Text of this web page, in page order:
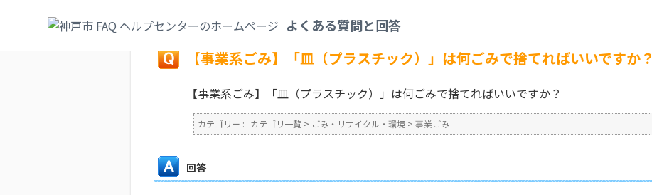
よくある質問と回答
戻る
【事業系ごみ】「皿（プラスチック）」は何ごみで捨てればいいですか？
【事業系ごみ】「皿（プラスチック）」は何ごみで捨てればいいですか？
カテゴリー : カテゴリ一覧 > ごみ・リサイクル・環境 > 事業ごみ
回答